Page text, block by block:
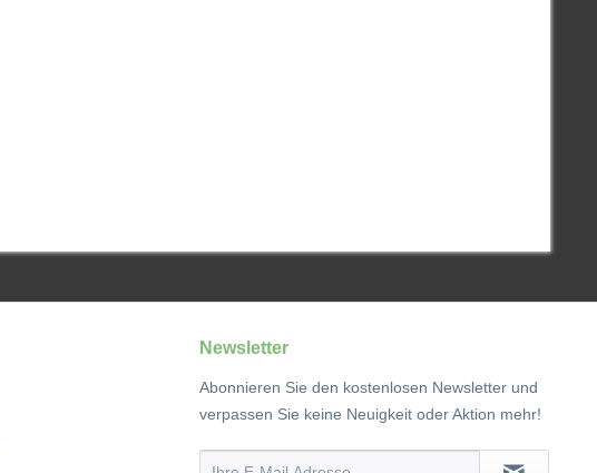
Newsletter
Abonnieren Sie den kostenlosen Newsletter und
verpassen Sie keine Neuigkeit oder Aktion mehr!